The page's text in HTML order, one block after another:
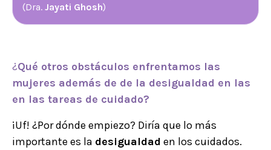
(Dra. Jayati Ghosh)
¿Qué otros obstáculos enfrentamos las
mujeres además de de la desigualdad en las
en las tareas de cuidado?
¡Uf! ¿Por dónde empiezo? Diría que lo más
importante es la desigualdad en los cuidados.